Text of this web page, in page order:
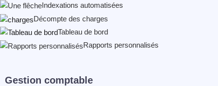
Indexations automatisées
Décompte des charges
Tableau de bord
Rapports personnalisés
Gestion comptable